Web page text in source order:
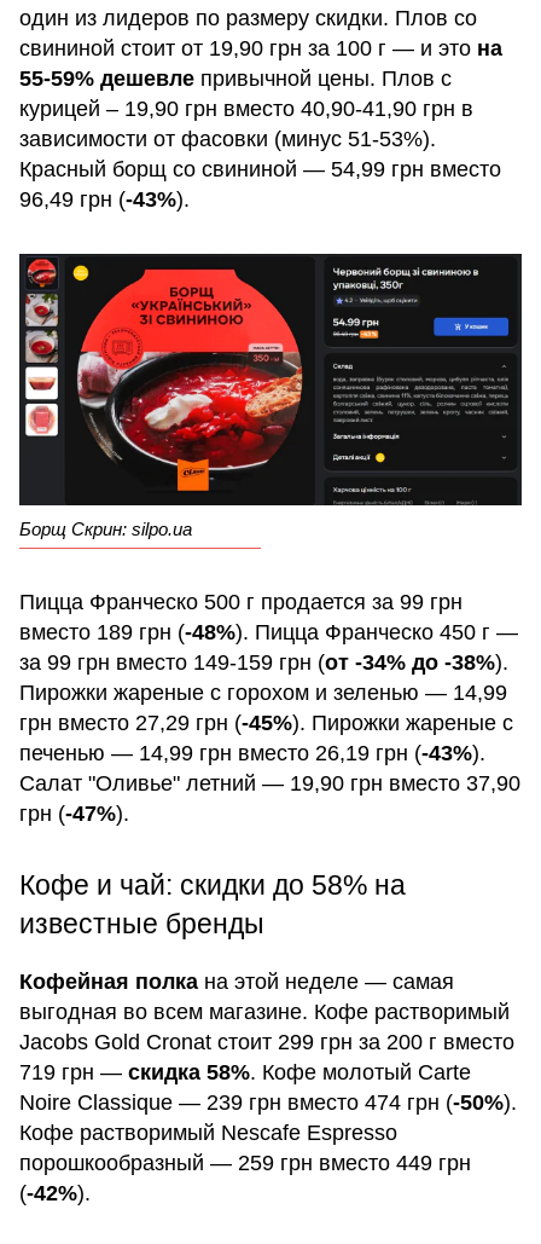
один из лидеров по размеру скидки. Плов со
свининой стоит от 19,90 грн за 100 г — и это на
55-59% дешевле привычной цены. Плов с
курицей – 19,90 грн вместо 40,90-41,90 грн в
зависимости от фасовки (минус 51-53%).
Красный борщ со свининой — 54,99 грн вместо
96,49 грн (-43%).
Борщ Скрин: silpo.ua
Пицца Франческо 500 г продается за 99 грн
вместо 189 грн (-48%). Пицца Франческо 450 г —
за 99 грн вместо 149-159 грн (от -34% до -38%).
Пирожки жареные с горохом и зеленью — 14,99
грн вместо 27,29 грн (-45%). Пирожки жареные с
печенью — 14,99 грн вместо 26,19 грн (-43%).
Салат "Оливье" летний — 19,90 грн вместо 37,90
грн (-47%).
Кофе и чай: скидки до 58% на
известные бренды
Кофейная полка на этой неделе — самая
выгодная во всем магазине. Кофе растворимый
Jacobs Gold Cronat стоит 299 грн за 200 г вместо
719 грн — скидка 58%. Кофе молотый Carte
Noire Classique — 239 грн вместо 474 грн (-50%).
Кофе растворимый Nescafe Espresso
порошкообразный — 259 грн вместо 449 грн
(-42%).